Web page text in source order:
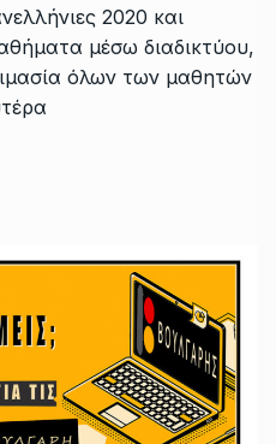
2020 και
μέσω διαδικτύου,
όλων των μαθητών